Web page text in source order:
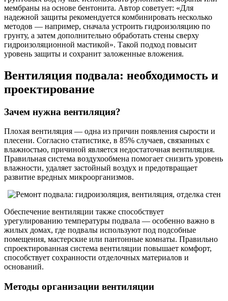
мембраны на основе бентонита. Автор советует: «Для
надежной защиты рекомендуется комбинировать несколько
методов — например, сначала устроить гидроизоляцию по
грунту, а затем дополнительно обработать стены сверху
гидроизоляционной мастикой». Такой подход повысит
уровень защиты и сохранит заложенные вложения.
Вентиляция подвала: необходимость и
проектирование
Зачем нужна вентиляция?
Плохая вентиляция — одна из причин появления сырости и
плесени. Согласно статистике, в 85% случаев, связанных с
влажностью, причиной является недостаточная вентиляция.
Правильная система воздухообмена помогает снизить уровень
влажности, удаляет застойный воздух и предотвращает
развитие вредных микроорганизмов.
Обеспечение вентиляции также способствует
урегулированию температуры подвала — особенно важно в
жилых домах, где подвалы используют под подсобные
помещения, мастерские или пантонные комнаты. Правильно
спроектированная система вентиляции повышает комфорт,
способствует сохранности отделочных материалов и
оснований.
Методы организации вентиляции